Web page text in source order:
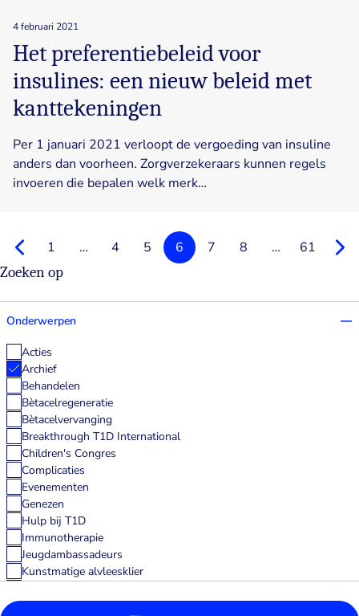
4 februari 2021
Het preferentiebeleid voor
insulines: een nieuw beleid met
kanttekeningen
Per 1 januari 2021 verloopt de vergoeding van insuline
anders dan voorheen. Zorgverzekeraars kunnen regels
invoeren die bepalen welk merk…
Vorighe
1 … 4 5 6 7 8 … 61
Zoeken op
Onderwerpen
Acties
Archief
Behandelen
Bètacelregeneratie
Bètacelvervanging
Breakthrough T1D International
Children's Congres
Complicaties
Evenementen
Genezen
Hulp bij T1D
Immunotherapie
Jeugdambassadeurs
Kunstmatige alvleesklier
Nieuws